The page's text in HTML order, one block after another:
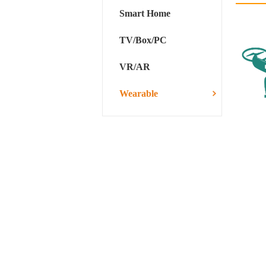
Smart Home
TV/Box/PC
VR/AR
Wearable